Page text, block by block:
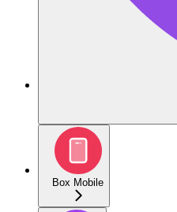
Box Mobile